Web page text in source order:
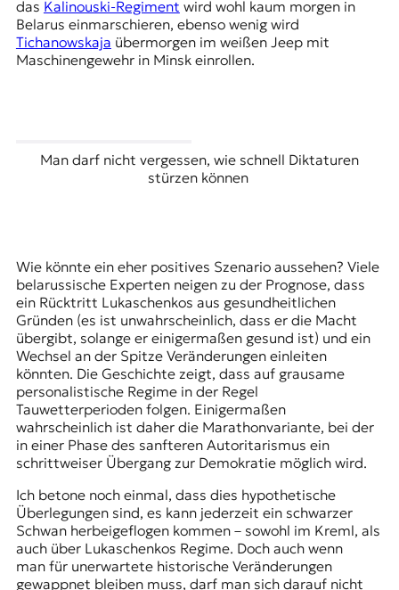
das Kalinouski-Regiment wird wohl kaum morgen in
Belarus einmarschieren, ebenso wenig wird
Tichanowskaja übermorgen im weißen Jeep mit
Maschinengewehr in Minsk einrollen.
Man darf nicht vergessen, wie schnell Diktaturen
stürzen können
Wie könnte ein eher positives Szenario aussehen? Viele
belarussische Experten neigen zu der Prognose, dass
ein Rücktritt Lukaschenkos aus gesundheitlichen
Gründen (es ist unwahrscheinlich, dass er die Macht
übergibt, solange er einigermaßen gesund ist) und ein
Wechsel an der Spitze Veränderungen einleiten
könnten. Die Geschichte zeigt, dass auf grausame
personalistische Regime in der Regel
Tauwetterperioden folgen. Einigermaßen
wahrscheinlich ist daher die Marathonvariante, bei der
in einer Phase des sanfteren Autoritarismus ein
schrittweiser Übergang zur Demokratie möglich wird.
Ich betone noch einmal, dass dies hypothetische
Überlegungen sind, es kann jederzeit ein schwarzer
Schwan herbeigeflogen kommen – sowohl im Kreml, als
auch über Lukaschenkos Regime. Doch auch wenn
man für unerwartete historische Veränderungen
gewappnet bleiben muss, darf man sich darauf nicht